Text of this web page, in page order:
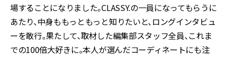
場することになりました。CLASSY.の一員になってもらうに
あたり、中身ももっともっと知りたいと、ロングインタビュ
ーを敢行。果たして、取材した編集部スタッフ全員、これま
での100倍大好きに。本人が選んだコーディネートにも注